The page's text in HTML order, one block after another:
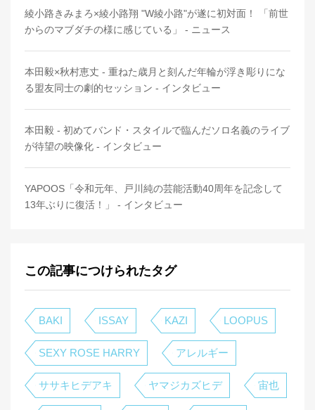
綾小路きみまろ×綾小路翔 "W綾小路"が遂に初対面！ 「前世
からのマブダチの様に感じている」 - ニュース
本田毅×秋村恵丈 - 重ねた歳月と刻んだ年輪が浮き彫りにな
る盟友同士の劇的セッション - インタビュー
本田毅 - 初めてバンド・スタイルで臨んだソロ名義のライブ
が待望の映像化 - インタビュー
YAPOOS「令和元年、戸川純の芸能活動40周年を記念して
13年ぶりに復活！」 - インタビュー
この記事につけられたタグ
BAKI ISSAY KAZI LOOPUS
SEXY ROSE HARRY アレルギー
ササキヒデアキ ヤマジカズヒデ 宙也